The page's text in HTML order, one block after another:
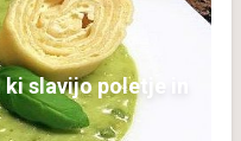
ki slavijo poletje in